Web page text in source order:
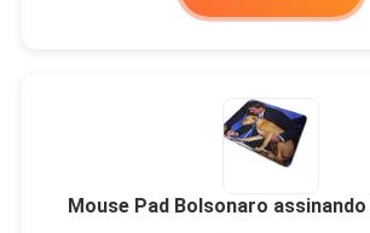
Mouse Pad Bolsonaro